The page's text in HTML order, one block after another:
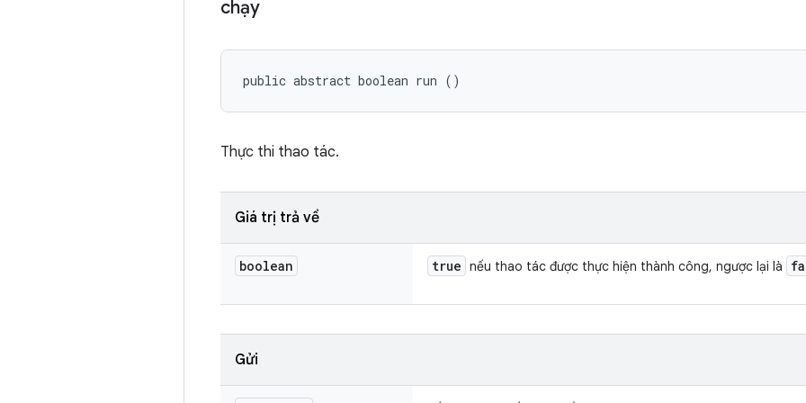
chạy
public abstract boolean run ()
Thực thi thao tác.
Giá trị trả về
boolean true nếu thao tác được thực hiện thành công, ngược lại là
Gửi